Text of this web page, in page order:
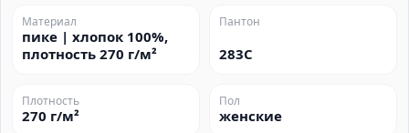
Материал
пике | хлопок 100%,
плотность 270 г/м²
Пантон
283C
Плотность
270 г/м²
Пол
женские